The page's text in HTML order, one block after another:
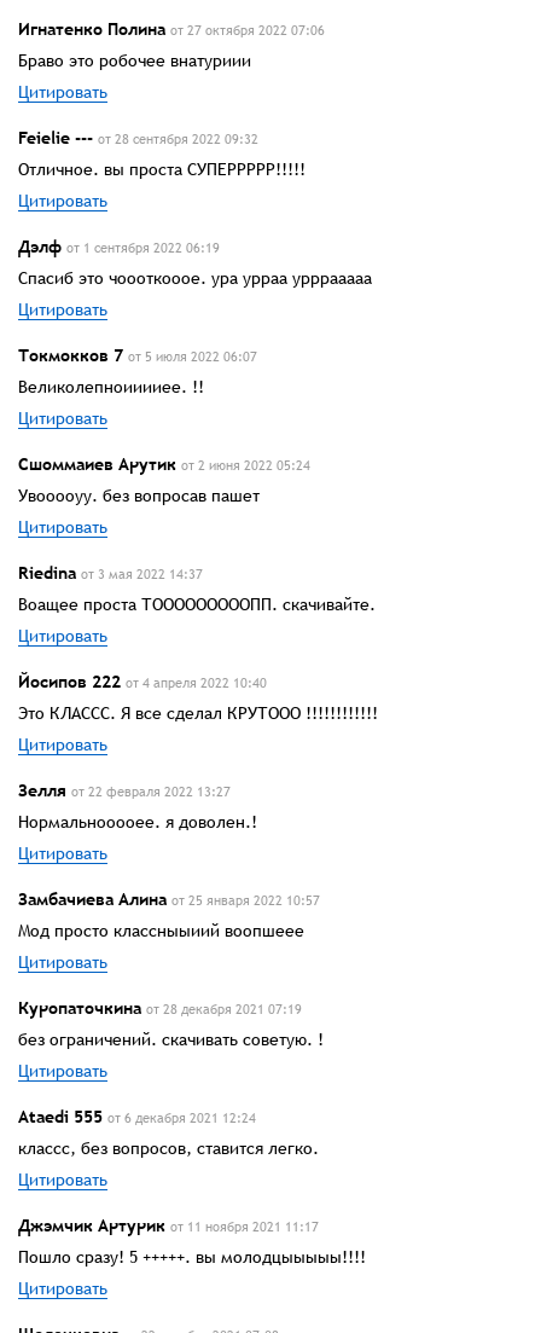
Игнатенко Полина от 27 октября 2022 07:06
Браво это робочее внатуриии
Цитировать
Feielie --- от 28 сентября 2022 09:32
Отличное. вы проста СУПЕРРРРР!!!!!
Цитировать
Дэлф от 1 сентября 2022 06:19
Спасиб это чоооткооое. ура урраа урррааааа
Цитировать
Токмокков 7 от 5 июля 2022 06:07
Великолепноииииее. !!
Цитировать
Сшоммаиев Арутик от 2 июня 2022 05:24
Увооооуу. без вопросав пашет
Цитировать
Riedina от 3 мая 2022 14:37
Воащее проста ТОООООООООПП. скачивайте.
Цитировать
Йосипов 222 от 4 апреля 2022 10:40
Это КЛАССС. Я все сделал КРУТООО !!!!!!!!!!!!
Цитировать
Зелля от 22 февраля 2022 13:27
Нормальнооооее. я доволен.!
Цитировать
Замбачиева Алина от 25 января 2022 10:57
Мод просто классныыиий воопшеее
Цитировать
Куропаточкина от 28 декабря 2021 07:19
без ограничений. скачивать советую. !
Цитировать
Ataedi 555 от 6 декабря 2021 12:24
классс, без вопросов, ставится легко.
Цитировать
Джэмчик Артурик от 11 ноября 2021 11:17
Пошло сразу! 5 +++++. вы молодцыыыыы!!!!
Цитировать